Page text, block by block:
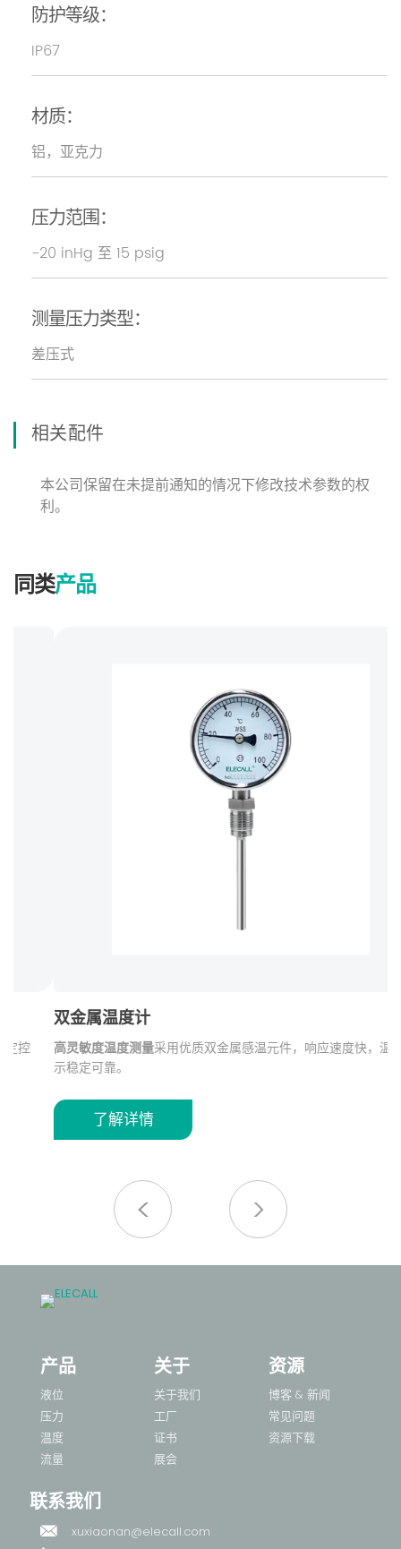
防护等级：
IP67
材质：
铝，亚克力
压力范围：
-20 inHg 至 15 psig
测量压力类型：
差压式
相关配件
本公司保留在未提前通知的情况下修改技术参数的权
利。
同类产品
双金属温度计
高灵敏度温度测量采用优质双金属感温元件，响应速度快，温度显
示稳定可靠。
制，适用于多种工业环境。
优异的耐腐蚀性能保护管采用 304不锈钢材质
性和机械强度，适用于复杂工况。
长期连续运行场景。
了解详情
产品
液位
压力
温度
流量
关于
关于我们
工厂
证书
展会
资源
博客 & 新闻
常见问题
资源下载
联系我们
xuxiaonan@elecall.com